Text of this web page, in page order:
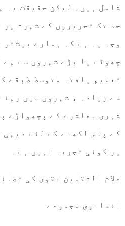
شامل ہیں۔ لیکن حقیقت یہ
حد تک تحریروں کے شہرت پر
وجہ یہ ہے کہ ہمارے
چھوٹے یا بڑے شہروں سے ہے
تعلیم یافتہ متوسط ​​طبقے
سے زیادہ ، شہروں میں
شہری معاشرے کے پچھواڑے
کے پاس لکھنے کے لئے دیہی
پر کوئی تجربہ نہیں ہے۔
غلام الثقلین نقوی کی
افسانوی مجموعے